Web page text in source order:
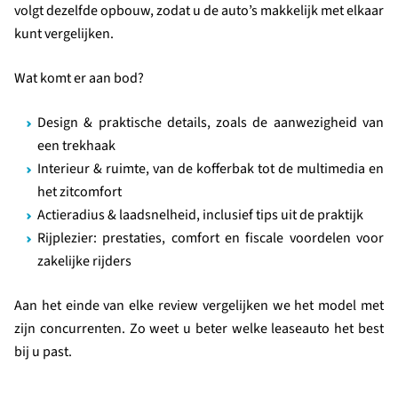
volgt dezelfde opbouw, zodat u de auto’s makkelijk met elkaar
kunt vergelijken.
Wat komt er aan bod?
Design & praktische details, zoals de aanwezigheid van
een trekhaak
Interieur & ruimte, van de kofferbak tot de multimedia en
het zitcomfort
Actieradius & laadsnelheid, inclusief tips uit de praktijk
Rijplezier: prestaties, comfort en fiscale voordelen voor
zakelijke rijders
Aan het einde van elke review vergelijken we het model met
zijn concurrenten. Zo weet u beter welke leaseauto het best
bij u past.